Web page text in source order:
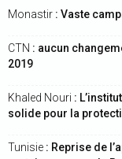
Monastir : Vaste
CTN : aucun
2019
Khaled Nouri :
solide pour la
Tunisie : Reprise de